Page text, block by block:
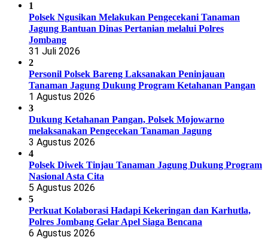
1
Polsek Ngusikan Melakukan Pengecekani Tanaman
Jagung Bantuan Dinas Pertanian melalui Polres
Jombang
31 Juli 2026
2
Personil Polsek Bareng Laksanakan Peninjauan
Tanaman Jagung Dukung Program Ketahanan Pangan
1 Agustus 2026
3
Dukung Ketahanan Pangan, Polsek Mojowarno
melaksanakan Pengecekan Tanaman Jagung
3 Agustus 2026
4
Polsek Diwek Tinjau Tanaman Jagung Dukung Program
Nasional Asta Cita
5 Agustus 2026
5
Perkuat Kolaborasi Hadapi Kekeringan dan Karhutla,
Polres Jombang Gelar Apel Siaga Bencana
6 Agustus 2026